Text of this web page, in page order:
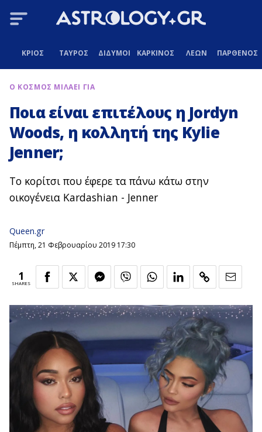
ΚΡΙΟΣ ΤΑΥΡΟΣ ΔΙΔΥΜΟΙ ΚΑΡΚΙΝΟΣ ΛΕΩΝ ΠΑΡΘΕΝΟΣ
Ο ΚΟΣΜΟΣ ΜΙΛΑΕΙ ΓΙΑ
Ποια είναι επιτέλους η Jordyn
Woods, η κολλητή της Kylie
Jenner;
Το κορίτσι που έφερε τα πάνω κάτω στην
οικογένεια Kardashian - Jenner
Queen.gr
Πέμπτη, 21 Φεβρουαρίου 2019 17:30
1
SHARES